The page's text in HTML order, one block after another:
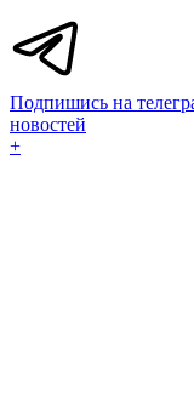
Подпишись на
новостей
+